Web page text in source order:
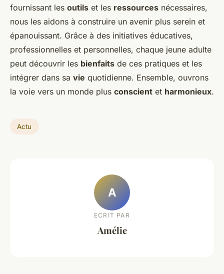
fournissant les outils et les ressources nécessaires,
nous les aidons à construire un avenir plus serein et
épanouissant. Grâce à des initiatives éducatives,
professionnelles et personnelles, chaque jeune adulte
peut découvrir les bienfaits de ces pratiques et les
intégrer dans sa vie quotidienne. Ensemble, ouvrons
la voie vers un monde plus conscient et harmonieux.
Actu
A
ECRIT PAR
Amélie